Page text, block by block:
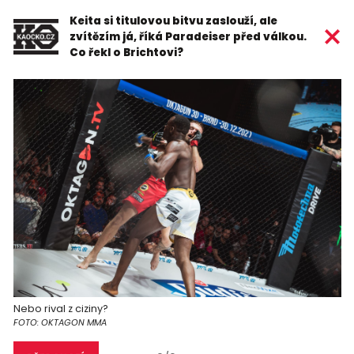
Keita si titulovou bitvu zaslouží, ale
zvítězím já, říká Paradeiser před válkou.
Co řekl o Brichtovi?
Nebo rival z ciziny?
FOTO: OKTAGON MMA